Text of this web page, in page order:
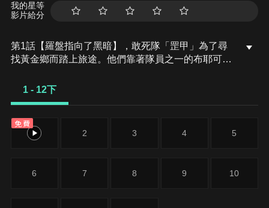
我的星等
影片給分
第1話【羅盤指向了黑暗】，敢死隊「罡甲」為了尋
找黃金鄉而踏上旅途。他們靠著隊員之一的布耶可所
天，暴風雨襲擊罡甲隊的船團，其他船隻接連被巨浪
現在風暴的另一端。罡甲隊歷盡千辛萬苦終於抵達了
那座島，而在那裡他們發現了一個深不見底的巨型大
1 - 12下
免費
1 2 3 4 5
6 7 8 9 10